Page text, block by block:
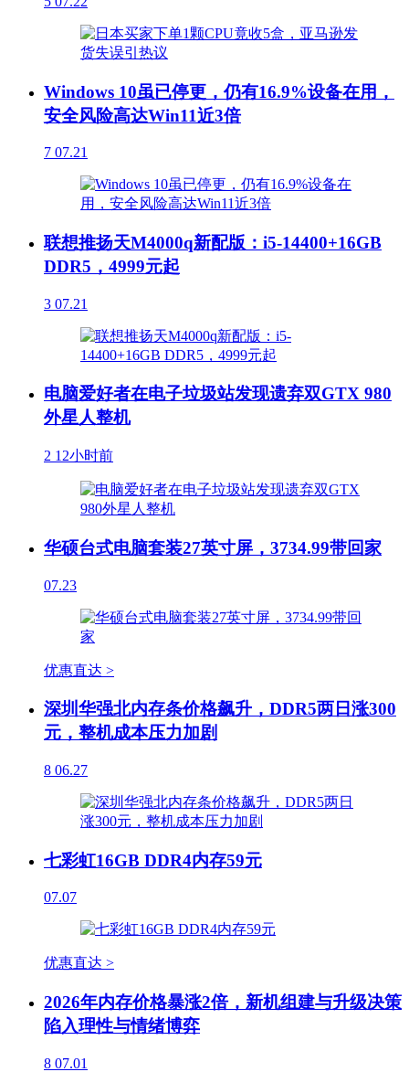
Windows 10虽已停更，仍有16.9%设备在用，
安全风险高达Win11近3倍
7 07.21
联想推扬天M4000q新配版：i5-14400+16GB
DDR5，4999元起
3 07.21
电脑爱好者在电子垃圾站发现遗弃双GTX 980
外星人整机
2 12小时前
华硕台式电脑套装27英寸屏，3734.99带回家
07.23
优惠直达 >
深圳华强北内存条价格飙升，DDR5两日涨300
元，整机成本压力加剧
8 06.27
七彩虹16GB DDR4内存59元
07.07
优惠直达 >
2026年内存价格暴涨2倍，新机组建与升级决策
陷入理性与情绪博弈
8 07.01